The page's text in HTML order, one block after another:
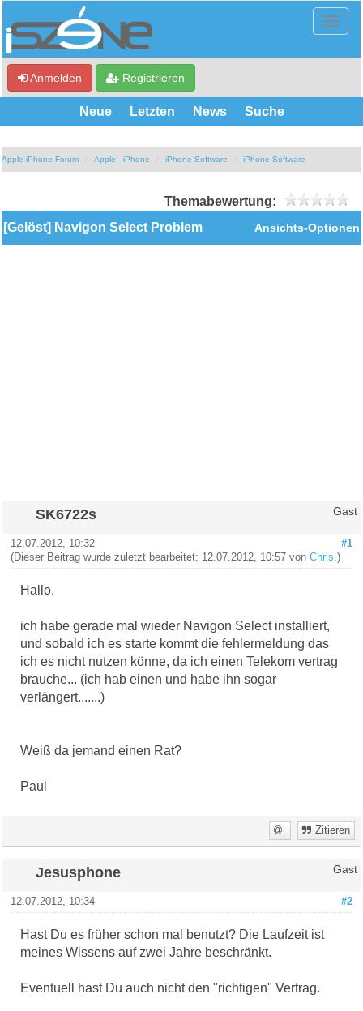
Anmelden Registrieren
Neue Letzten News Suche
Apple iPhone Forum Apple - iPhone iPhone Software iPhone Software
Themabewertung:
Ansichts-Optionen
[Gelöst] Navigon Select Problem
SK6722s Gast
#1
12.07.2012, 10:32
(Dieser Beitrag wurde zuletzt bearbeitet: 12.07.2012, 10:57 vonChris .)
Hallo,
ich habe gerade mal wieder Navigon Select installiert,
und sobald ich es starte kommt die fehlermeldung das
ich es nicht nutzen könne, da ich einen Telekom vertrag
brauche... (ich hab einen und habe ihn sogar
verlängert.......)
Weiß da jemand einen Rat?
Paul
Zitieren
Jesusphone Gast
#2
12.07.2012, 10:34
Hast Du es früher schon mal benutzt? Die Laufzeit ist
meines Wissens auf zwei Jahre beschränkt.
Eventuell hast Du auch nicht den "richtigen" Vertrag.